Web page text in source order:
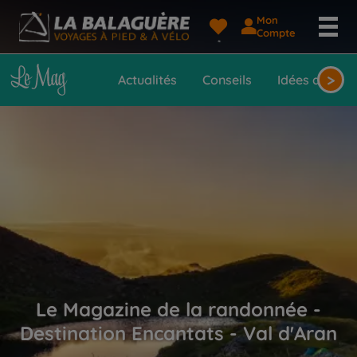
Mon
Compte
Actualités Conseils Idées de>
Le Magazine de la randonnée -
Destination Encantats - Val d'Aran